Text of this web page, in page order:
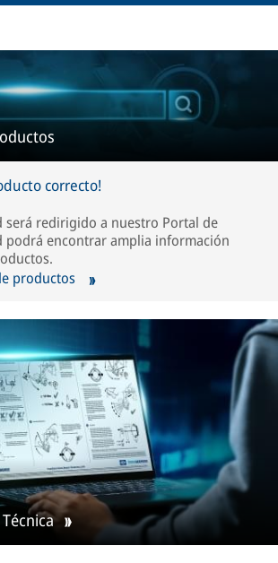
correcto!
será redirigido a nuestro Portal de
podrá encontrar amplia información
productos